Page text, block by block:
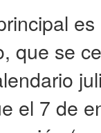
que se
el 7 de